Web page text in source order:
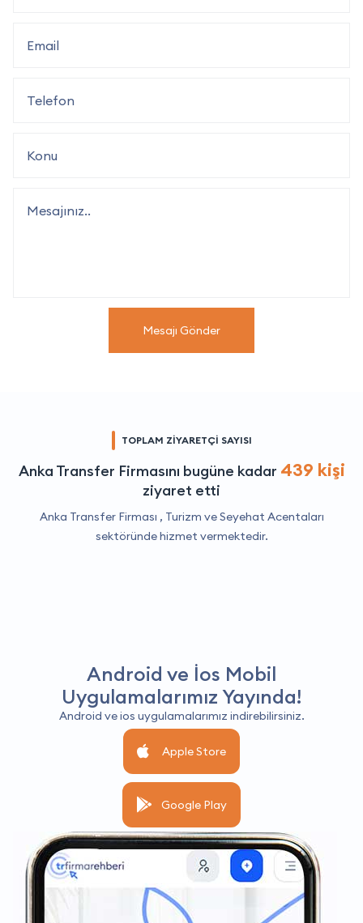
Mesajı Gönder
TOPLAM ZİYARETÇİ SAYISI
Anka Transfer Firmasını bugüne kadar 439 kişi
ziyaret etti
Anka Transfer Firması , Turizm ve Seyehat Acentaları
sektöründe hizmet vermektedir.
Android ve İos Mobil
Uygulamalarımız Yayında!
Android ve ios uygulamalarımız indirebilirsiniz.
Apple Store
Google Play